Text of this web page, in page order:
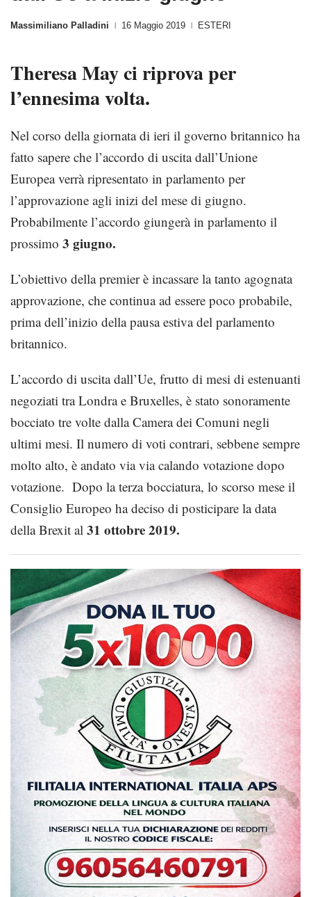
Massimiliano Palladini 16 Maggio 2019 ESTERI
Theresa Mayci riprova per
l’ennesima volta.
Nel corso della giornata di ieri il governo britannico ha
fatto sapere che l’accordo di uscita dall’Unione
Europea verrà ripresentato in parlamento per
l’approvazione agli inizi del mese di giugno.
Probabilmente l’accordo giungerà in parlamento il
prossimo 3 giugno.
L’obiettivo della premier è incassare la tanto agognata
approvazione, che continua ad essere poco probabile,
prima dell’inizio della pausa estiva del parlamento
britannico.
L’accordo di uscita dall’Ue, frutto di mesi di estenuanti
negoziati tra Londra e Bruxelles, è stato sonoramente
bocciato tre volte dalla Camera dei Comuni negli
ultimi mesi. Il numero di voti contrari, sebbene sempre
molto alto, è andato via via calando votazione dopo
votazione. Dopo la terza bocciatura, lo scorso mese il
Consiglio Europeo ha deciso di posticipare la data
della Brexit al 31 ottobre 2019.